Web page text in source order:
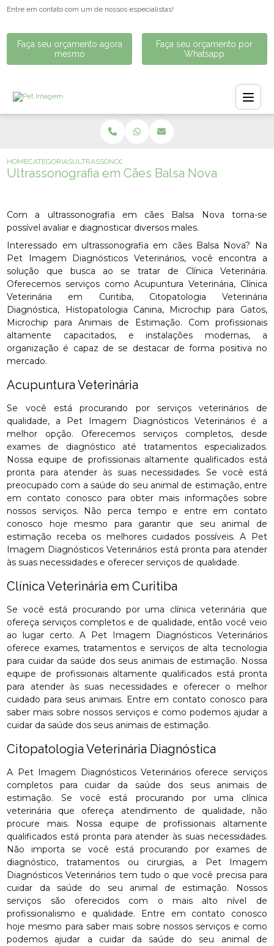
Entre em contato com um de nossos especialistas!
Faça seu orçamento agora
mesmo
Faça seu orçamento por
Whatsapp
HOMECATEGORIASULTRASSONOGRAFIA EM CÃES BALSA NOVA
Ultrassonografia em Cães Balsa Nova
Com a ultrassonografia em cães Balsa Nova torna-se
possível avaliar e diagnosticar diversos males.
Interessado em ultrassonografia em cães Balsa Nova? Na
Pet Imagem Diagnósticos Veterinários, você encontra a
solução que busca ao se tratar de Clínica Veterinária.
Oferecemos serviços como Acupuntura Veterinária, Clínica
Veterinária em Curitiba, Citopatologia Veterinária
Diagnóstica, Histopatologia Canina, Microchip para Gatos,
Microchip para Animais de Estimação. Com profissionais
altamente capacitados, e instalações modernas, a
organização é capaz de se destacar de forma positiva no
mercado.
Acupuntura Veterinária
Se você está procurando por serviços veterinários de
qualidade, a Pet Imagem Diagnósticos Veterinários é a
melhor opção. Oferecemos serviços completos, desde
exames de diagnóstico até tratamentos especializados.
Nossa equipe de profissionais altamente qualificados está
pronta para atender às suas necessidades. Se você está
preocupado com a saúde do seu animal de estimação, entre
em contato conosco para obter mais informações sobre
nossos serviços. Não perca tempo e entre em contato
conosco hoje mesmo para garantir que seu animal de
estimação receba os melhores cuidados possíveis. A Pet
Imagem Diagnósticos Veterinários está pronta para atender
às suas necessidades e oferecer serviços de qualidade.
Clínica Veterinária em Curitiba
Se você está procurando por uma clínica veterinária que
ofereça serviços completos e de qualidade, então você veio
ao lugar certo. A Pet Imagem Diagnósticos Veterinários
oferece exames, tratamentos e serviços de alta tecnologia
para cuidar da saúde dos seus animais de estimação. Nossa
equipe de profissionais altamente qualificados está pronta
para atender às suas necessidades e oferecer o melhor
cuidado para seus animais. Entre em contato conosco para
saber mais sobre nossos serviços e como podemos ajudar a
cuidar da saúde dos seus animais de estimação.
Citopatologia Veterinária Diagnóstica
A Pet Imagem Diagnósticos Veterinários oferece serviços
completos para cuidar da saúde dos seus animais de
estimação. Se você está procurando por uma clínica
veterinária que ofereça atendimento de qualidade, não
procure mais. Nossa equipe de profissionais altamente
qualificados está pronta para atender às suas necessidades.
Não importa se você está procurando por exames de
diagnóstico, tratamentos ou cirurgias, a Pet Imagem
Diagnósticos Veterinários tem tudo o que você precisa para
cuidar da saúde do seu animal de estimação. Nossos
serviços são oferecidos com o mais alto nível de
profissionalismo e qualidade. Entre em contato conosco
hoje mesmo para saber mais sobre nossos serviços e como
podemos ajudar a cuidar da saúde do seu animal de